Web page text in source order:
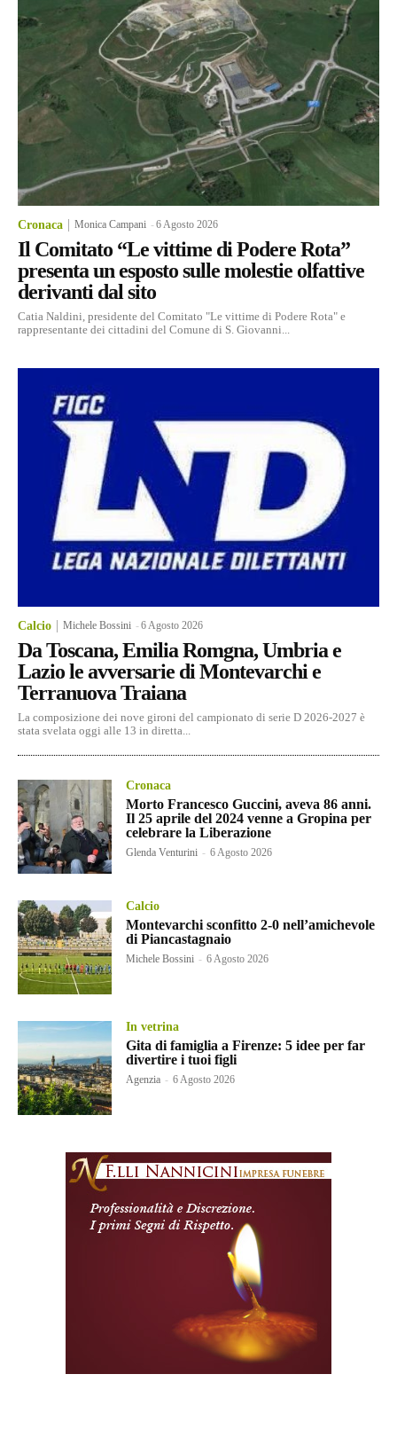
Cronaca Monica Campani -6 Agosto 2026
Il Comitato “Le vittime di Podere Rota”
presenta un esposto sulle molestie olfattive
derivanti dal sito
Catia Naldini, presidente del Comitato "Le vittime di Podere Rota" e
rappresentante dei cittadini del Comune di S. Giovanni...
Calcio Michele Bossini -6 Agosto 2026
Da Toscana, Emilia Romgna, Umbria e
Lazio le avversarie di Montevarchi e
Terranuova Traiana
La composizione dei nove gironi del campionato di serie D 2026-2027 è
stata svelata oggi alle 13 in diretta...
Cronaca
Morto Francesco Guccini, aveva 86 anni.
Il 25 aprile del 2024 venne a Gropina per
celebrare la Liberazione
Glenda Venturini - 6 Agosto 2026
Calcio
Montevarchi sconfitto 2-0 nell’amichevole
di Piancastagnaio
Michele Bossini - 6 Agosto 2026
In vetrina
Gita di famiglia a Firenze: 5 idee per far
divertire i tuoi figli
Agenzia - 6 Agosto 2026